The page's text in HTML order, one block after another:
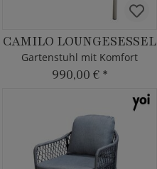
CAMILO LOUNGESESSEL
Gartenstuhl mit Komfort
990,00 € *